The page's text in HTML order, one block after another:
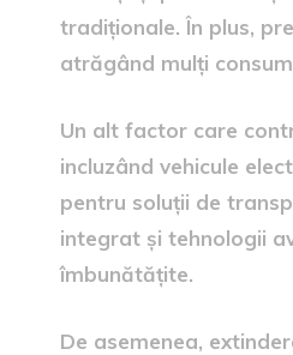
tradiționale. În plus,
atrăgând mulți
Un alt factor care
incluzând vehicule
pentru soluții de
integrat și tehnologii
îmbunătățite.
De asemenea,